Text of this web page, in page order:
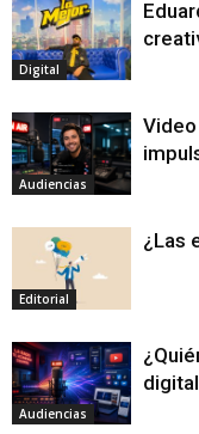
Digital
Audiencias
Editorial
¿Las
Audiencias